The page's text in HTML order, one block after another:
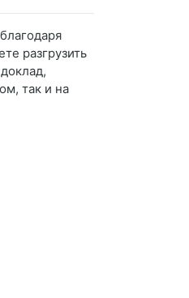
разгрузить
так и на